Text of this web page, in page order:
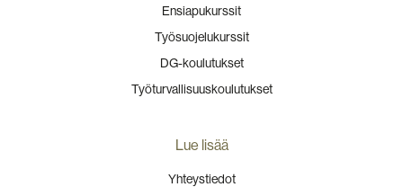
Ensiapukurssit
Työsuojelukurssit
DG-koulutukset
Työturvallisuuskoulutukset
Lue lisää
Yhteystiedot